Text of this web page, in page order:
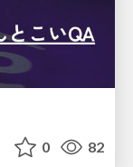
0 82